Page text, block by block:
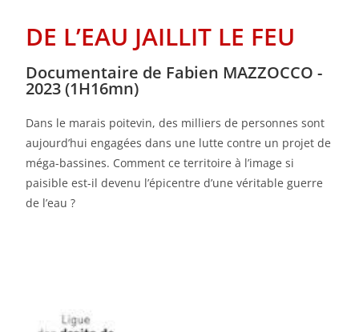
DE L’EAU JAILLIT LE FEU
Documentaire de Fabien MAZZOCCO -
2023 (1H16mn)
Dans le marais poitevin, des milliers de personnes sont
aujourd’hui engagées dans une lutte contre un projet de
méga-bassines. Comment ce territoire à l’image si
paisible est-il devenu l’épicentre d’une véritable guerre
de l’eau ?